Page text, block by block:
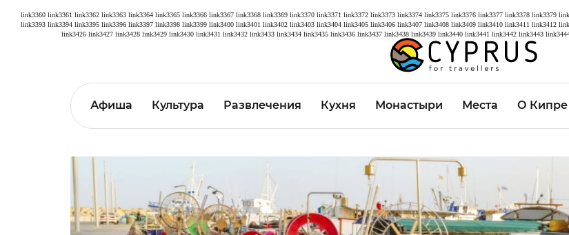
link3360 link3361 link3362 link3363 link3364 link3365 link3366 link3367 link3368 link3369 link3370 link3371 link3372 link3373 link3374 link3375 link3376 link3377 link3378 link3379
link3393 link3394 link3395 link3396 link3397 link3398 link3399 link3400 link3401 link3402 link3403 link3404 link3405 link3406 link3407 link3408 link3409 link3410 link3411 link3412
link3426 link3427 link3428 link3429 link3430 link3431 link3432 link3433 link3434 link3435 link3436 link3437 link3438 link3439 link3440 link3441 link3442 link3443
Афиша Культура Развлечения Кухня Монастыри Места О Кипре